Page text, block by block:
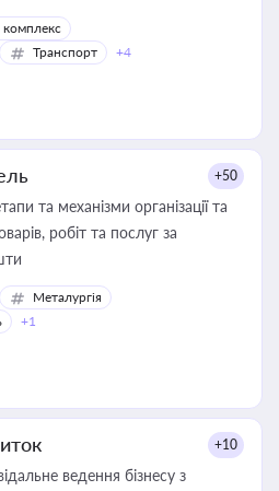
комплекс
Транспорт +4
+50
та механізми організації та
робіт та послуг за
Металургія
+1
+10
ведення бізнесу з